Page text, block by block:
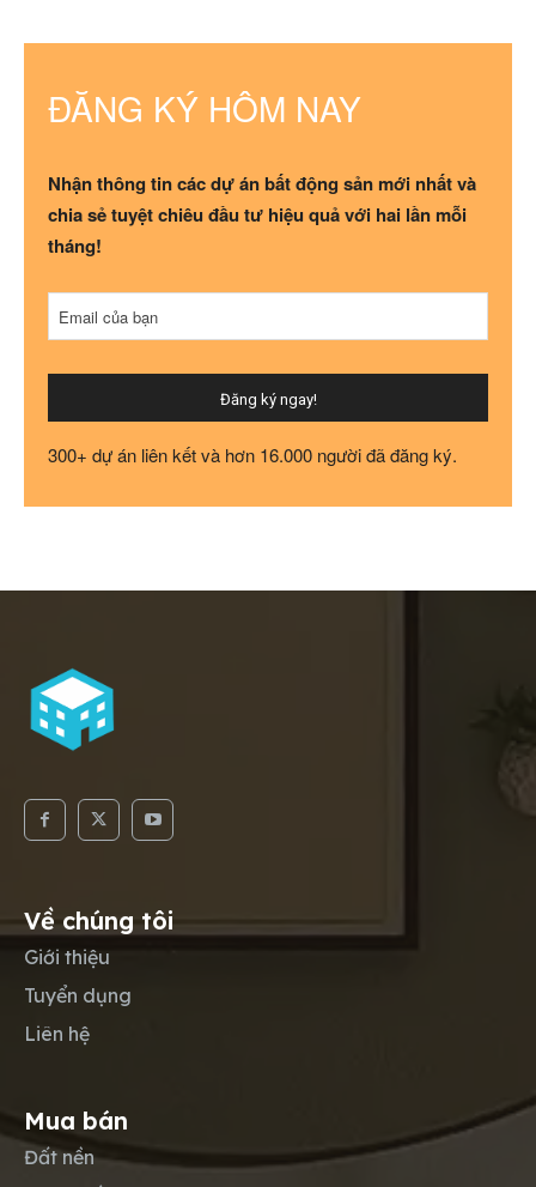
ĐĂNG KÝ HÔM NAY
Nhận thông tin các dự án bất động sản mới nhất và
chia sẻ tuyệt chiêu đầu tư hiệu quả với hai lần mỗi
tháng!
Email của bạn
Đăng ký ngay!
Your
300+ dự án liên kết và hơn 16.000 người đã đăng ký.
Về chúng tôi
Giới thiệu
Tuyển dụng
Liên hệ
Mua bán
Đất nền